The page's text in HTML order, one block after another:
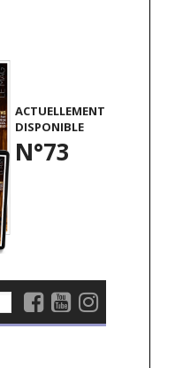
ACTUELLEMENT
DISPONIBLE
N°73